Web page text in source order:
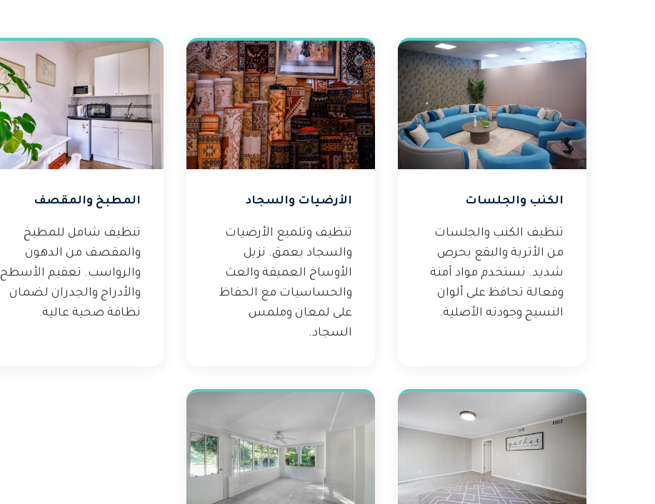
الكنب والجلسات
تنظيف الكنب والجلسات
من الأتربة والبقع بحرص
شديد. نستخدم مواد آمنة
وفعالة تحافظ على ألوان
النسيج وجودته الأصلية.
الأرضيات والسجاد
تنظيف وتلميع الأرضيات
والسجاد بعمق. نزيل
الأوساخ العميقة والعث
والحساسيات مع الحفاظ
على لمعان وملمس
السجاد.
المطبخ والمقصف
تنظيف شامل للمطبخ
والمقصف من الدهون
والرواسب. تعقيم الأسطح
والأدراج والجدران لضمان
نظافة صحية عالية.